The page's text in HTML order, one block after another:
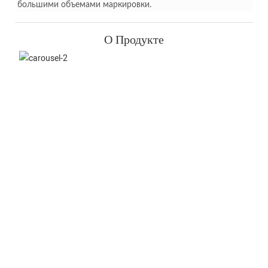
большими объемами маркировки.
О Продукте